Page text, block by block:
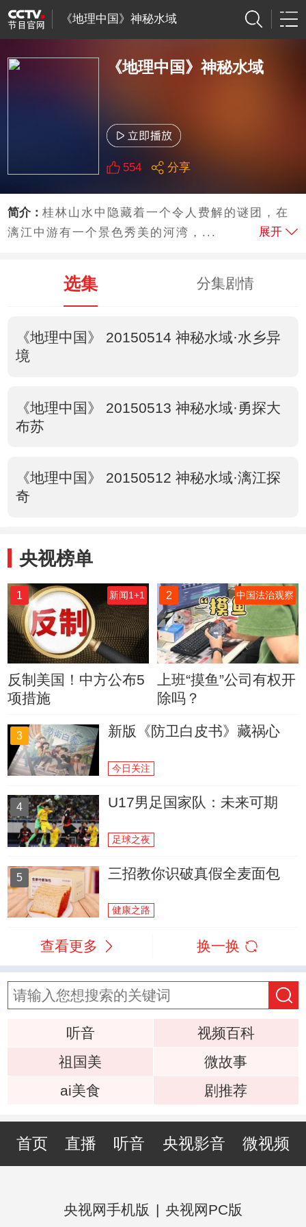
《地理中国》神秘水域
《地理中国》神秘水域
554 分享
简介：桂林山水中隐藏着一个令人费解的谜团，在
漓江中游有一个景色秀美的河湾，...
展开
选集 分集剧情
《地理中国》 20150514 神秘水域·水乡异
境
《地理中国》 20150513 神秘水域·勇探大
布苏
《地理中国》 20150512 神秘水域·漓江探
奇
央视榜单
1 新闻1+1
反制美国！中方公布5
项措施
2 中国法治观察
上班“摸鱼”公司有权开
除吗？
3 新版《防卫白皮书》藏祸心
今日关注
4 U17男足国家队：未来可期
足球之夜
5 三招教你识破真假全麦面包
健康之路
查看更多 换一换
听音
视频百科
祖国美
微故事
ai美食
剧推荐
首页 直播 听音 央视影音 微视频
央视网手机版 | 央视网PC版